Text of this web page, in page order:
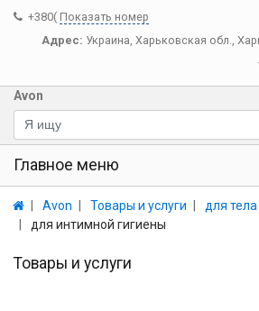
+380( Показать номер
Адрес: Украина, Харьковская обл.,
Avon
Главное меню
Avon Товары и услуги
для тела
для интимной гигиены
Товары и услуги